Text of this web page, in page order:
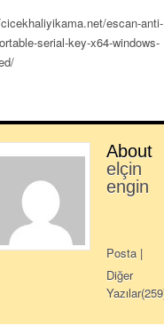
escan-anti-
serial-key-x64-windows-
About
elçin
engin
Posta |
Diğer